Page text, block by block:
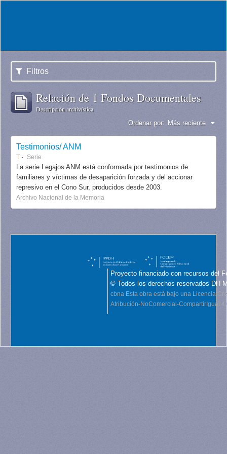
Filtros
Relación de 1 Fondos Documentales
Descripción archivística
Ordenar por: Más reciente
Testimonios/ ANM
T Serie
La serie Legajos ANM está conformada por testimonios de
familiares y víctimas de desaparición forzada y del accionar
represivo en el Cono Sur, producidos desde 2003.
Archivo Nacional de la Memoria
Proyecto financiado con recursos del
© Todos los derechos reservados DH
cbna Esta obra está bajo una Licencia
Atribución-NoComercial-CompartirIgual